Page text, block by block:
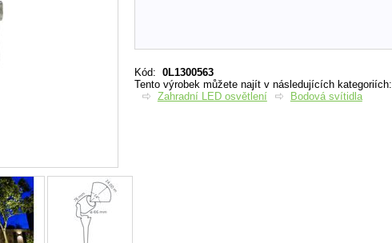
Kód: 0L1300563
Tento výrobek můžete najít v následujících kategoriích:
Zahradní LED osvětlení
Bodová svítidla